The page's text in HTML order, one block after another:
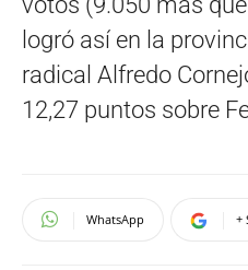
logró así en la
radical Alfredo
12,27 puntos sobre
WhatsApp +